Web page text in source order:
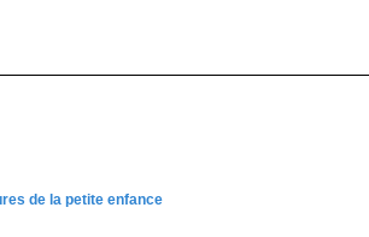
de la petite enfance